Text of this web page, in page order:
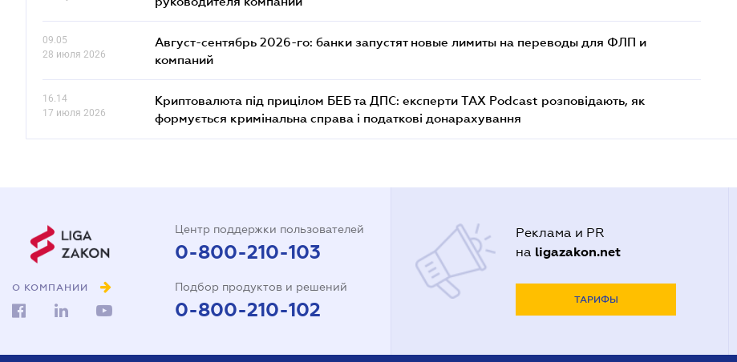
09.05
28 июля 2026
Август-сентябрь 2026-го: банки запустят новые лимиты на переводы для ФЛП и
компаний
16.14
17 июля 2026
Криптовалюта під прицілом БЕБ та ДПС: експерти TAX Podcast розповідають, як
формується кримінальна справа і податкові донарахування
О КОМПАНИИ
Центр поддержки пользователей
0-800-210-103
Подбор продуктов и решений
0-800-210-102
Реклама и PR
на ligazakon.net
ТАРИФЫ